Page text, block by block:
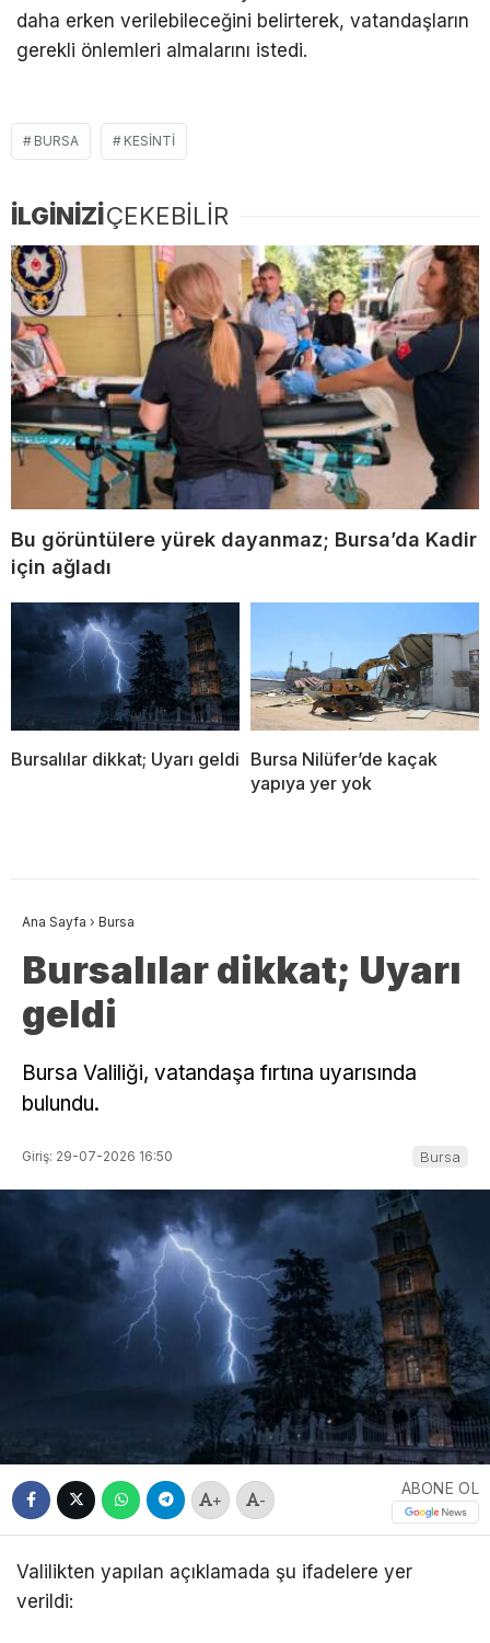
daha erken verilebileceğini belirterek, vatandaşların
gerekli önlemleri almalarını istedi.
BURSA KESINTI
İLGİNİZİÇEKEBİLİR
Bu görüntülere yürek dayanmaz; Bursa’da Kadir
için ağladı
Bursalılar dikkat; Uyarı geldi Bursa Nilüfer’de kaçak
yapıya yer yok
Ana Sayfa › Bursa
Bursalılar dikkat; Uyarı
geldi
Bursa Valiliği, vatandaşa fırtına uyarısında
bulundu.
Giriş: 29-07-2026 16:50 Bursa
+ -
ABONE OL
Valilikten yapılan açıklamada şu ifadelere yer
verildi: